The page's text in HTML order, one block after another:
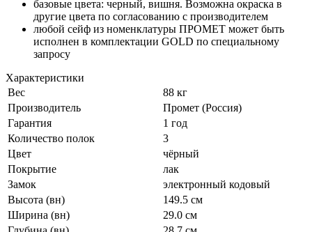
базовые цвета: черный, вишня. Возможна окраска в
другие цвета по согласованию с производителем
любой сейф из номенклатуры ПРОМЕТ может быть
исполнен в комплектации GOLD по специальному
запросу
Характеристики
Вес
88 кг
Производитель
Промет (Россия)
Гарантия
1 год
Количество полок
3
Цвет
чёрный
Покрытие
лак
Замок
электронный кодовый
Высота (вн)
149.5 см
Ширина (вн)
29.0 см